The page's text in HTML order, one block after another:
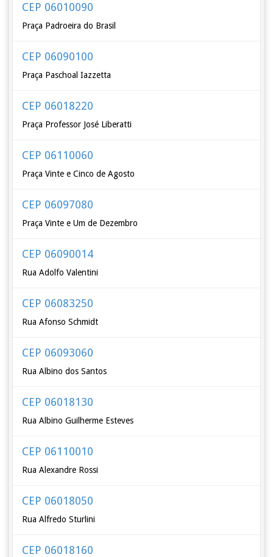
CEP 06010090
Praça Padroeira do Brasil
CEP 06090100
Praça Paschoal Iazzetta
CEP 06018220
Praça Professor José Liberatti
CEP 06110060
Praça Vinte e Cinco de Agosto
CEP 06097080
Praça Vinte e Um de Dezembro
CEP 06090014
Rua Adolfo Valentini
CEP 06083250
Rua Afonso Schmidt
CEP 06093060
Rua Albino dos Santos
CEP 06018130
Rua Albino Guilherme Esteves
CEP 06110010
Rua Alexandre Rossi
CEP 06018050
Rua Alfredo Sturlini
CEP 06018160